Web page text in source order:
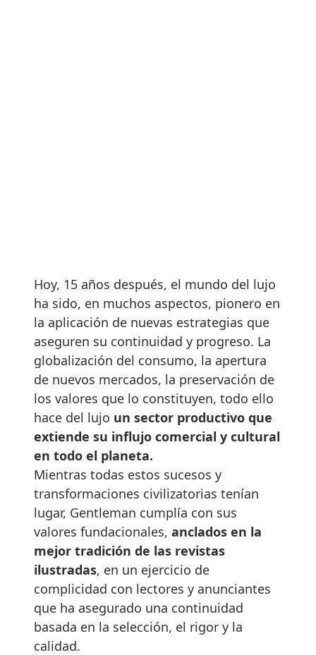
Hoy, 15 años después, el mundo del lujo
ha sido, en muchos aspectos, pionero en
la aplicación de nuevas estrategias que
aseguren su continuidad y progreso. La
globalización del consumo, la apertura
de nuevos mercados, la preservación de
los valores que lo constituyen, todo ello
hace del lujo un sector productivo que
extiende su influjo comercial y cultural
en todo el planeta.
Mientras todas estos sucesos y
transformaciones civilizatorias tenían
lugar, Gentleman cumplía con sus
valores fundacionales, anclados en la
mejor tradición de las revistas
ilustradas, en un ejercicio de
complicidad con lectores y anunciantes
que ha asegurado una continuidad
basada en la selección, el rigor y la
calidad.